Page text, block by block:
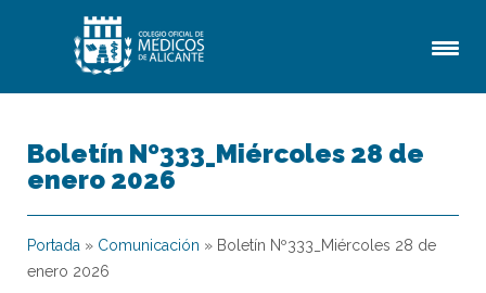
Boletín Nº333_Miércoles 28 de
enero 2026
Portada » Comunicación » Boletín Nº333_Miércoles 28 de
enero 2026